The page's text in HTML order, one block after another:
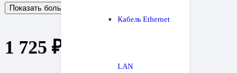
Кабель Ethernet
LAN
Показать больше
1 725 ₽